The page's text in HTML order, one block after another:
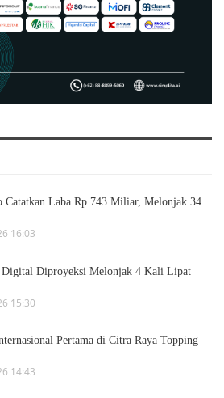
Catatkan Laba Rp 743 Miliar, Melonjak 34
16:03
Digital Diproyeksi Melonjak 4 Kali Lipat
15:30
Pertama di Citra Raya Topping
14:43